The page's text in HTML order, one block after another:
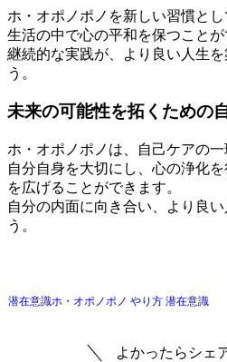
ホ・オポノポノを新しい習慣と
生活の中で心の平和を保つことが
継続的な実践が、より良い人生
う。
未来の可能性を拓くための
ホ・オポノポノは、自己ケアの一
自分自身を大切にし、心の浄化
を広げることができます。
自分の内面に向き合い、より良
う。
潜在意識ホ・オポノポノ やり方 潜在意識
よかったらシェ